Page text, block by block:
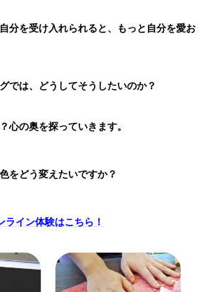
分を受け入れられると、 もっと自分を愛お
では、どうしてそうしたいのか？
心の奥を探っていきます。
をどう変えたいですか？
ライン体験はこちら！